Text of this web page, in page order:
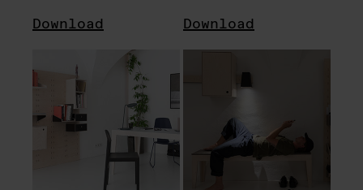
Download Download